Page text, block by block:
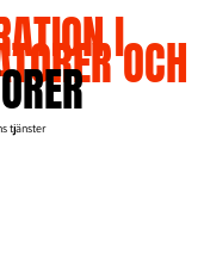
IOCH
tjänster